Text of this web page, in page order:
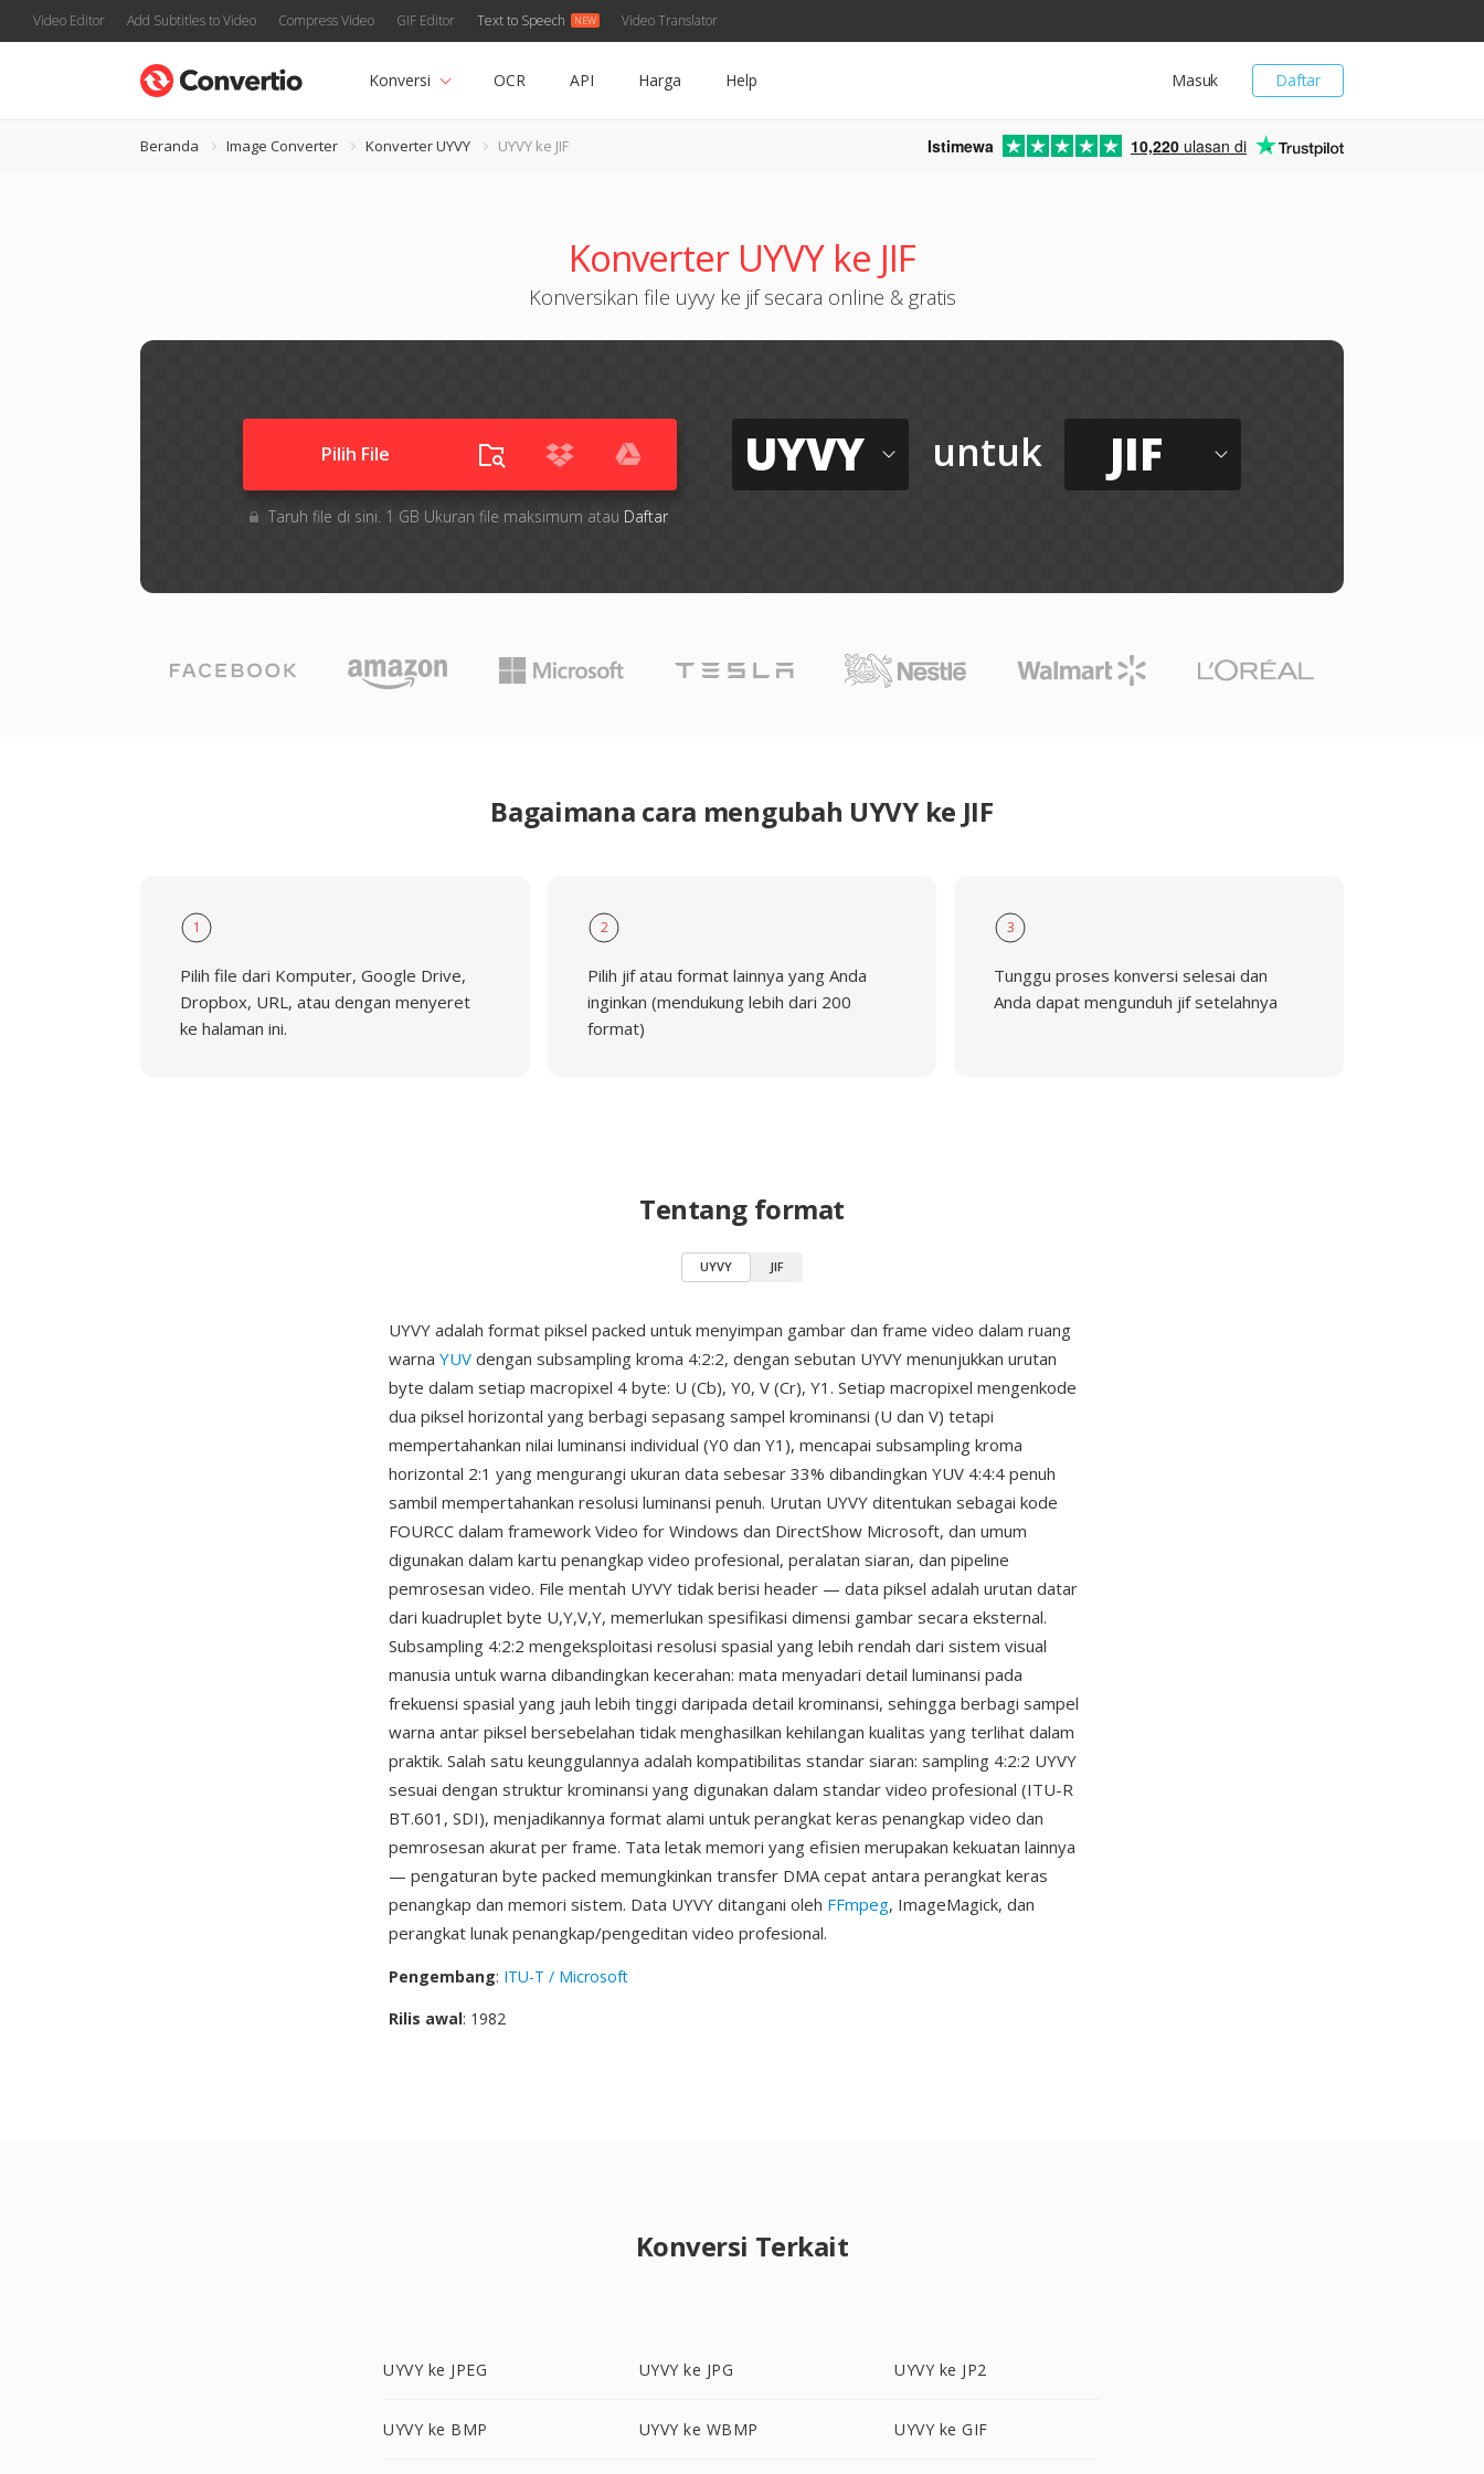
Video Editor Add Subtitles to Video Compress Video GIF Editor Text to Speech Video Translator
Daftar
Masuk
Konversi OCR API Harga Help
Beranda Image Converter Konverter UYVY UYVY ke JIF Istimewa 10,220 ulasan di
Konverter UYVY ke JIF
Konversikan file uyvy ke jif secara online & gratis
Pilih File
Taruh file di sini. 1 GB Ukuran file maksimum atau Daftar
UYVY untuk JIF
Bagaimana cara mengubah UYVY ke JIF
1
Pilih file dari Komputer, Google Drive,
Dropbox, URL, atau dengan menyeret
ke halaman ini.
2
Pilih jif atau format lainnya yang Anda
inginkan (mendukung lebih dari 200
format)
3
Tunggu proses konversi selesai dan
Anda dapat mengunduh jif setelahnya
Tentang format
UYVY JIF
UYVY adalah format piksel packed untuk menyimpan gambar dan frame video dalam ruang
warna YUV dengan subsampling kroma 4:2:2, dengan sebutan UYVY menunjukkan urutan
byte dalam setiap macropixel 4 byte: U (Cb), Y0, V (Cr), Y1. Setiap macropixel mengenkode
dua piksel horizontal yang berbagi sepasang sampel krominansi (U dan V) tetapi
mempertahankan nilai luminansi individual (Y0 dan Y1), mencapai subsampling kroma
horizontal 2:1 yang mengurangi ukuran data sebesar 33% dibandingkan YUV 4:4:4 penuh
sambil mempertahankan resolusi luminansi penuh. Urutan UYVY ditentukan sebagai kode
FOURCC dalam framework Video for Windows dan DirectShow Microsoft, dan umum
digunakan dalam kartu penangkap video profesional, peralatan siaran, dan pipeline
pemrosesan video. File mentah UYVY tidak berisi header — data piksel adalah urutan datar
dari kuadruplet byte U,Y,V,Y, memerlukan spesifikasi dimensi gambar secara eksternal.
Subsampling 4:2:2 mengeksploitasi resolusi spasial yang lebih rendah dari sistem visual
manusia untuk warna dibandingkan kecerahan: mata menyadari detail luminansi pada
frekuensi spasial yang jauh lebih tinggi daripada detail krominansi, sehingga berbagi sampel
warna antar piksel bersebelahan tidak menghasilkan kehilangan kualitas yang terlihat dalam
praktik. Salah satu keunggulannya adalah kompatibilitas standar siaran: sampling 4:2:2 UYVY
sesuai dengan struktur krominansi yang digunakan dalam standar video profesional (ITU-R
BT.601, SDI), menjadikannya format alami untuk perangkat keras penangkap video dan
pemrosesan akurat per frame. Tata letak memori yang efisien merupakan kekuatan lainnya
— pengaturan byte packed memungkinkan transfer DMA cepat antara perangkat keras
penangkap dan memori sistem. Data UYVY ditangani oleh FFmpeg, ImageMagick, dan
perangkat lunak penangkap/pengeditan video profesional.
Pengembang: ITU-T / Microsoft
Rilis awal: 1982
Konversi Terkait
UYVY ke JPEG UYVY ke JPG UYVY ke JP2
UYVY ke BMP UYVY ke WBMP UYVY ke GIF